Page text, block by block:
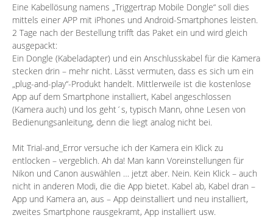
Eine Kabellösung namens „ Triggertrap Mobile Dongle“ soll dies
mittels einer APP mit iPhones und Android-Smartphones leisten.
2 Tage nach der Bestellung trifft das Paket ein und wird gleich
ausgepackt:
Ein Dongle (Kabeladapter) und ein Anschlusskabel für die Kamera
stecken drin – mehr nicht. Lässt vermuten, dass es sich um ein
„plug-and-play“-Produkt handelt. Mittlerweile ist die kostenlose
App auf dem Smartphone installiert, Kabel angeschlossen
(Kamera auch) und los geht´s, typisch Mann, ohne Lesen von
Bedienungsanleitung, denn die liegt analog nicht bei.
Mit Trial-and_Error versuche ich der Kamera ein Klick zu
entlocken – vergeblich. Ah da! Man kann Voreinstellungen für
Nikon und Canon auswählen … jetzt aber. Nein. Kein Klick – auch
nicht in anderen Modi, die die App bietet. Kabel ab, Kabel dran –
App und Kamera an, aus – App deinstalliert und neu installiert,
zweites Smartphone rausgekramt, App installiert usw.